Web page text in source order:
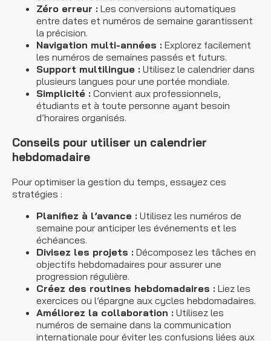
Zéro erreur : Les conversions automatiques
entre dates et numéros de semaine garantissent
la précision.
Navigation multi-années : Explorez facilement
les numéros de semaines passés et futurs.
Support multilingue : Utilisez le calendrier dans
plusieurs langues pour une portée mondiale.
Simplicité : Convient aux professionnels,
étudiants et à toute personne ayant besoin
d’horaires organisés.
Conseils pour utiliser un calendrier
hebdomadaire
Pour optimiser la gestion du temps, essayez ces
stratégies :
Planifiez à l’avance : Utilisez les numéros de
semaine pour anticiper les événements et les
échéances.
Divisez les projets : Décomposez les tâches en
objectifs hebdomadaires pour assurer une
progression régulière.
Créez des routines hebdomadaires : Liez les
exercices ou l’épargne aux cycles hebdomadaires.
Améliorez la collaboration : Utilisez les
numéros de semaine dans la communication
internationale pour éviter les confusions liées aux